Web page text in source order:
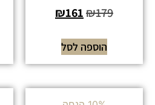
₪179
₪161
הוספה לסל